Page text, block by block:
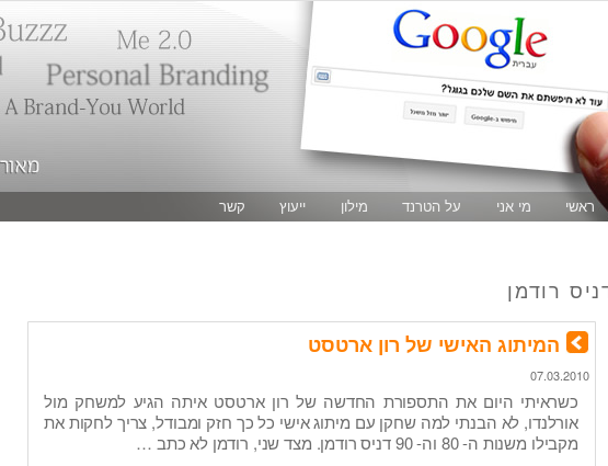
ראשי מי אני על הטרנד מילון ייעוץ קשר
רודמן
המיתוג האישי של רון ארטסט
07.03.2010
כשראיתי היום את התספורת החדשה של רון ארטסט איתה הגיע למשחק מול
אורלנדו, לא הבנתי למה שחקן עם מיתוג אישי כל כך חזק ומבודל, צריך לחקות את
מקבילו משנות ה- 80 וה- 90 דניס רודמן. מצד שני, רודמן לא כתב …